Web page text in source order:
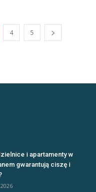
4 5
i apartamenty w
gwarantują ciszę i